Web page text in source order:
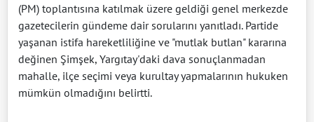
(PM) toplantısına katılmak üzere geldiği genel merkezde
gazetecilerin gündeme dair sorularını yanıtladı. Partide
yaşanan istifa hareketliliğine ve "mutlak butlan" kararına
değinen Şimşek, Yargıtay'daki dava sonuçlanmadan
mahalle, ilçe seçimi veya kurultay yapmalarının hukuken
mümkün olmadığını belirtti.